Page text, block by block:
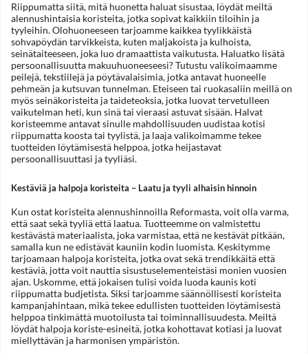
Riippumatta siitä, mitä huonetta haluat sisustaa, löydät meiltä
alennushintaisia koristeita, jotka sopivat kaikkiin tiloihin ja
tyyleihin. Olohuoneeseen tarjoamme kaikkea tyylikkäistä
sohvapöydän tarvikkeista, kuten maljakoista ja kulhoista,
seinätaiteeseen, joka luo dramaattista vaikutusta. Haluatko lisätä
persoonallisuutta makuuhuoneeseesi? Tutustu valikoimaamme
peilejä, tekstiilejä ja pöytävalaisimia, jotka antavat huoneelle
pehmeän ja kutsuvan tunnelman. Eteiseen tai ruokasaliin meillä on
myös seinäkoristeita ja taideteoksia, jotka luovat tervetulleen
vaikutelman heti, kun sinä tai vieraasi astuvat sisään. Halvat
koristeemme antavat sinulle mahdollisuuden uudistaa kotisi
riippumatta koosta tai tyylistä, ja laaja valikoimamme tekee
tuotteiden löytämisestä helppoa, jotka heijastavat
persoonallisuuttasi ja tyyliäsi.
Kestäviä ja halpoja koristeita – Laatu ja tyyli alhaisin hinnoin
Kun ostat koristeita alennushinnoilla Reformasta, voit olla varma,
että saat sekä tyyliä että laatua. Tuotteemme on valmistettu
kestävästä materiaalista, joka varmistaa, että ne kestävät pitkään,
samalla kun ne edistävät kauniin kodin luomista. Keskitymme
tarjoamaan halpoja koristeita, jotka ovat sekä trendikkäitä että
kestäviä, jotta voit nauttia sisustuselementeistäsi monien vuosien
ajan. Uskomme, että jokaisen tulisi voida luoda kaunis koti
riippumatta budjetista. Siksi tarjoamme säännöllisesti koristeita
kampanjahintaan, mikä tekee edullisten tuotteiden löytämisestä
helppoa tinkimättä muotoilusta tai toiminnallisuudesta. Meiltä
löydät halpoja koriste-esineitä, jotka kohottavat kotiasi ja luovat
miellyttävän ja harmonisen ympäristön.